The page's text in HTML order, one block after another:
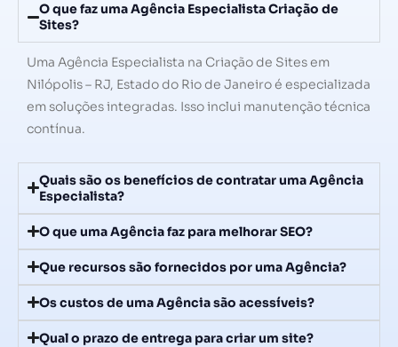
O que faz uma Agência Especialista Criação de
Sites?
Uma Agência Especialista na Criação de Sites em
Nilópolis – RJ, Estado do Rio de Janeiro é especializada
em soluções integradas. Isso inclui manutenção técnica
contínua.
Quais são os benefícios de contratar uma Agência
Especialista?
O que uma Agência faz para melhorar SEO?
Que recursos são fornecidos por uma Agência?
Os custos de uma Agência são acessíveis?
Qual o prazo de entrega para criar um site?